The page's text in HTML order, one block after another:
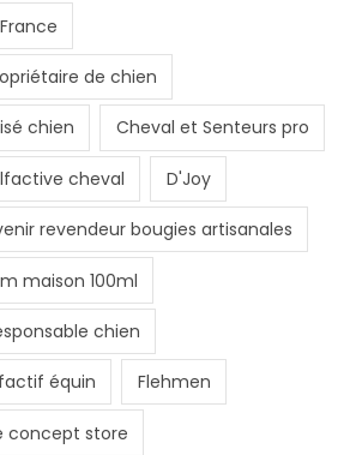
de chien
chien Cheval et Senteurs pro
cheval D'Joy
revendeur bougies artisanales
maison 100ml
chien
équin Flehmen
concept store